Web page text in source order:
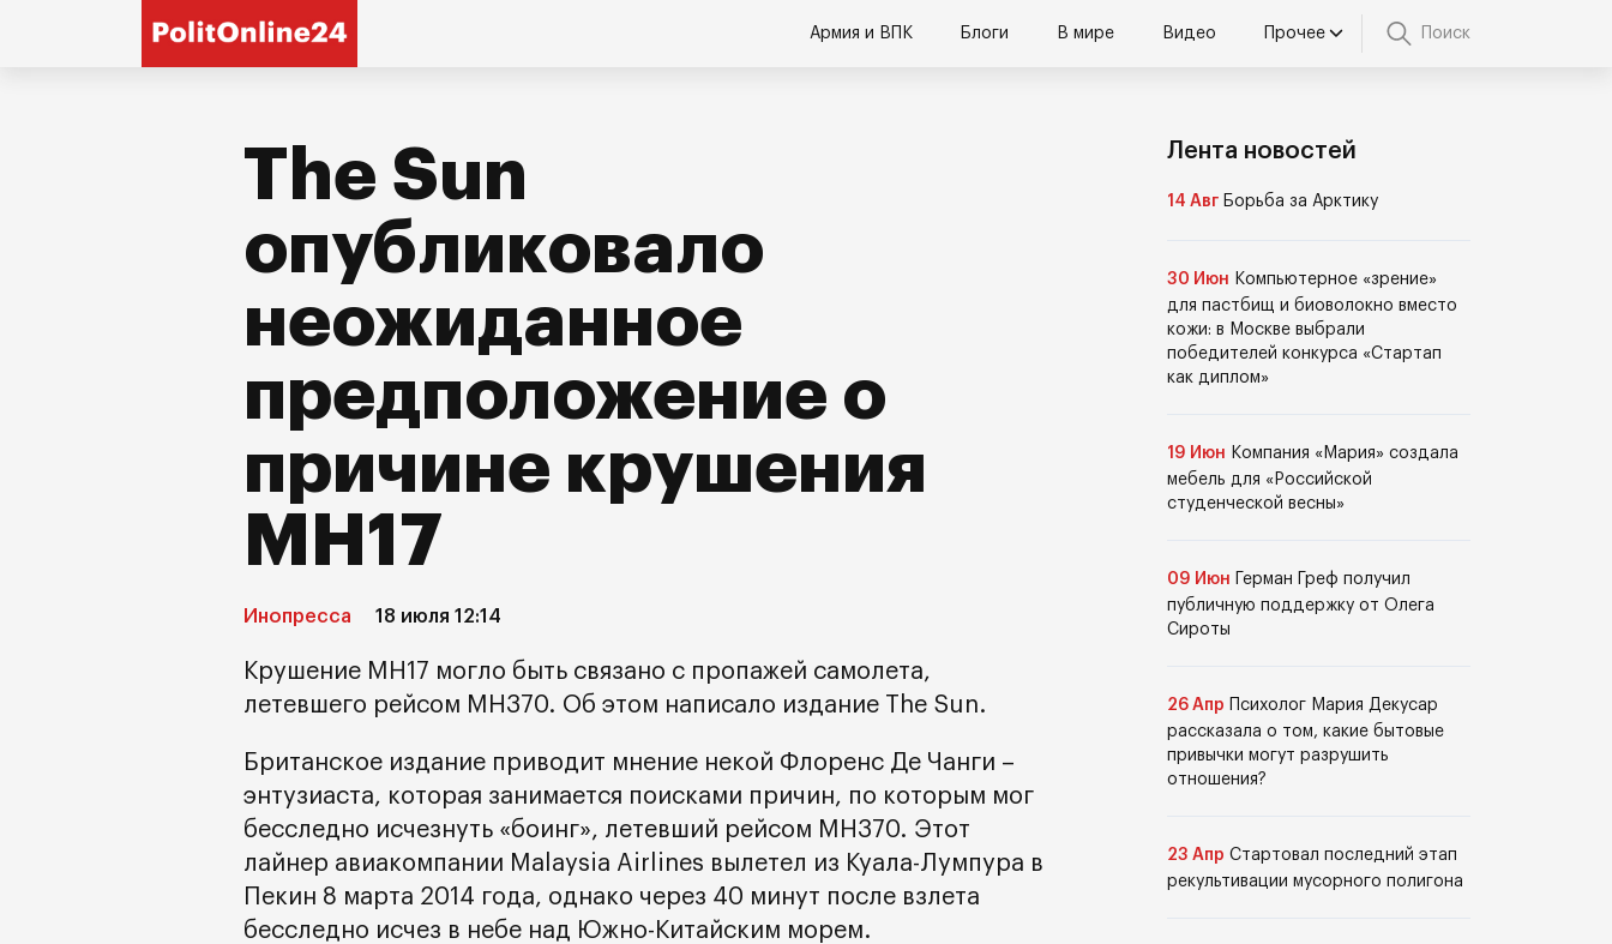
Армия и ВПК Блоги В мире Видео Прочее Поиск
The Sun
опубликовало
неожиданное
предположение о
причине крушения
MH17
Инопресса 18 июля 12:14
Крушение MH17 могло быть связано с пропажей самолета,
летевшего рейсом MH370. Об этом написало издание The Sun.
Британское издание приводит мнение некой Флоренс Де Чанги –
энтузиаста, которая занимается поисками причин, по которым мог
бесследно исчезнуть «боинг», летевший рейсом MH370. Этот
лайнер авиакомпании Malaysia Airlines вылетел из Куала-Лумпура в
Пекин 8 марта 2014 года, однако через 40 минут после взлета
бесследно исчез в небе над Южно-Китайским морем.
Лента новостей
14 Авг Борьба за Арктику
30 Июн Компьютерное «зрение»
для пастбищ и биоволокно вместо
кожи: в Москве выбрали
победителей конкурса «Стартап
как диплом»
19 Июн Компания «Мария» создала
мебель для «Российской
студенческой весны»
09 Июн
Герман Греф получил
публичную поддержку от Олега
Сироты
26 Апр
Психолог Мария Декусар
рассказала о том, какие бытовые
привычки могут разрушить
отношения?
23 Апр Стартовал последний этап
рекультивации мусорного полигона